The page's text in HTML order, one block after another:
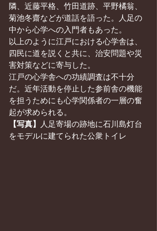
隣、近藤平格、竹田道跡、平野橘翁、
菊池冬齋などが道話を語った。人足の
中から心学への入門者もあった。
以上のように江戸における心学舎は、
四民に道を説くと共に、治安問題や災
害対策などに寄与した。
江戸の心学舎への功績調査は不十分
だ。近年活動を停止した参前舎の機能
を担うためにも心学関係者の一層の奮
起が求められる。
【写真】 人足寄場の跡地に石川島灯台
をモデルに建てられた公衆トイレ